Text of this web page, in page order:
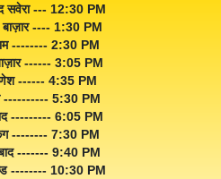
सवेरा --- 12:30 PM
---- 1:30 PM
-------- 2:30 PM
------ 3:05 PM
------ 4:35 PM
---------- 5:30 PM
--------- 6:05 PM
-------- 7:30 PM
------- 9:40 PM
-------- 10:30 PM